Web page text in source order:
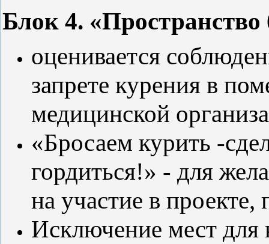
Блок 4. «Пространство
оценивается
запрете курения в
медицинской
«Бросаем курить -
гордиться!» - для
на участие в
Исключение мест для